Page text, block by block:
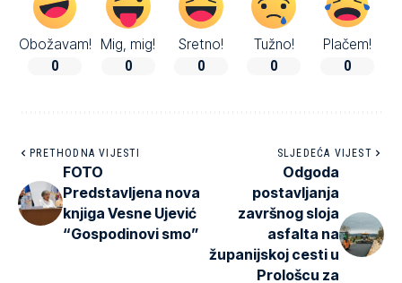
Obožavam!
0
Mig, mig!
0
Sretno!
0
Tužno!
0
Plačem!
0
PRETHODNA VIJESTI
FOTO
Predstavljena nova
knjiga Vesne Ujević
“Gospodinovi smo”
SLJEDEĆA VIJEST
Odgoda
postavljanja
završnog sloja
asfalta na
županijskoj cesti u
Prološcu za